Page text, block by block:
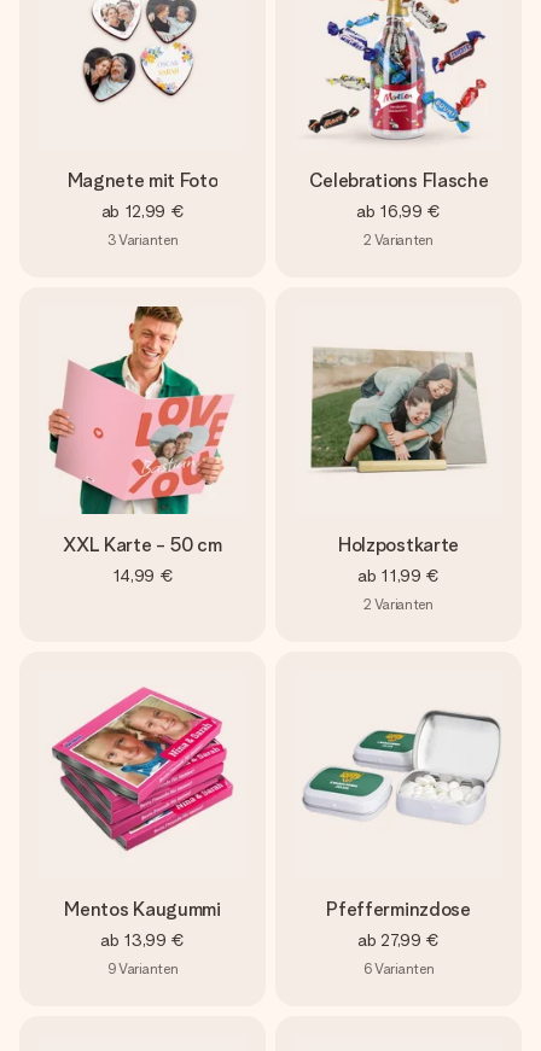
Magnete mit Foto
ab 12,99 €
3Varianten
Celebrations Flasche
ab 16,99 €
2 Varianten
XXL Karte - 50 cm
14,99 €
Holzpostkarte
ab 11,99 €
2 Varianten
Mentos Kaugummi
ab 13,99 €
9Varianten
Pfefferminzdose
ab 27,99 €
6Varianten